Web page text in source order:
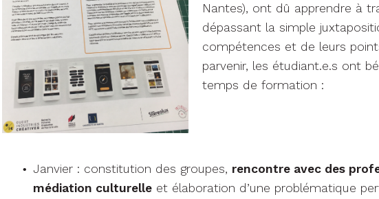
Nantes), ont dû apprendre à
dépassant la simple
compétences et de leurs
parvenir, les étudiant.e.s ont
temps de formation :
Janvier : constitution des groupes, rencontre avec des
médiation culturelle et élaboration d’une problématique